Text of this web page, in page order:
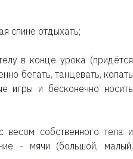
спине отдыхать;
в конце урока (придётся
бегать, танцевать, копать
игры и бесконечно носить
весом собственного тела и
- мячи (большой, малый,